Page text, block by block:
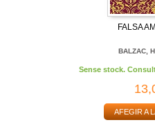
FALSA
BALZAC,
Sense stock.
AFEGIR A